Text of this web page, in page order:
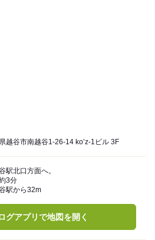
越谷市南越谷1-26-14 ko’z-1ビル 3F
駅北口方面へ。
3分
駅から32m
グアプリで地図を開く